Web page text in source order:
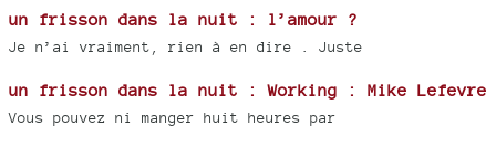
un frisson dans la nuit : l’amour ?
Je n’ai vraiment, rien à en dire . Juste
un frisson dans la nuit : Working : Mike Lefevre
Vous pouvez ni manger huit heures par